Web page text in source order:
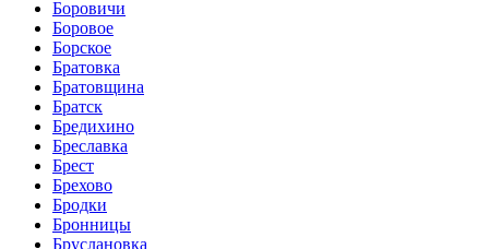
Боровичи
Боровое
Борское
Братовка
Братовщина
Братск
Бредихино
Бреславка
Брест
Брехово
Бродки
Бронницы
Бруслановка